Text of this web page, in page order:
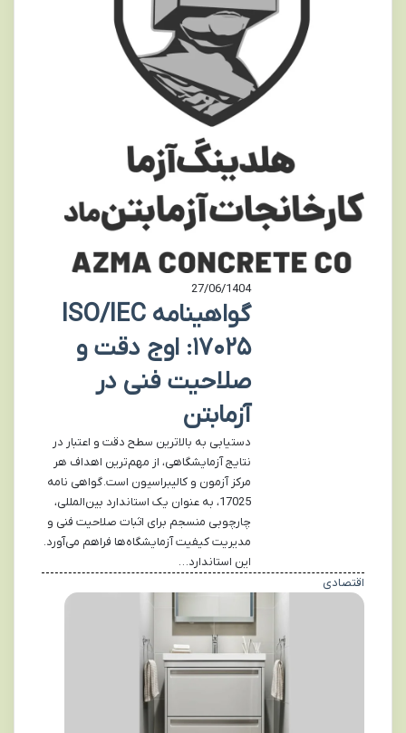
27/06/1404
گواهینامه ISO/IEC
۱۷۰۲۵: اوج دقت و
صلاحیت فنی در
آزمابتن
دستیابی به بالاترین سطح دقت و اعتبار در
نتایج آزمایشگاهی، از مهم‌ترین اهداف هر
مرکز آزمون و کالیبراسیون است. گواهی نامه
17025، به عنوان یک استاندارد بین‌المللی،
چارچوبی منسجم برای اثبات صلاحیت فنی و
مدیریت کیفیت آزمایشگاه‌ها فراهم می‌آورد.
این استاندارد…
اقتصادی